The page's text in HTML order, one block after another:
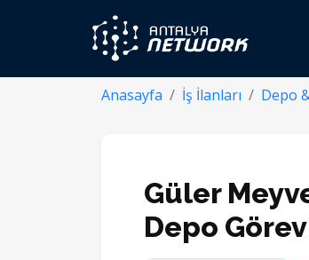
Anasayfa İş İlanları Depo
Güler
Depo